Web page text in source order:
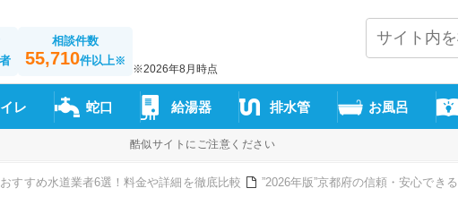
相談件数
55,710件以上※
※2026年8月時点
イレ 蛇口 給湯器 排水管 お風呂
酷似サイトにご注意ください
すすめ水道業者6選！料金や詳細を徹底比較 ”2026年版”京都府の信頼・安心でき